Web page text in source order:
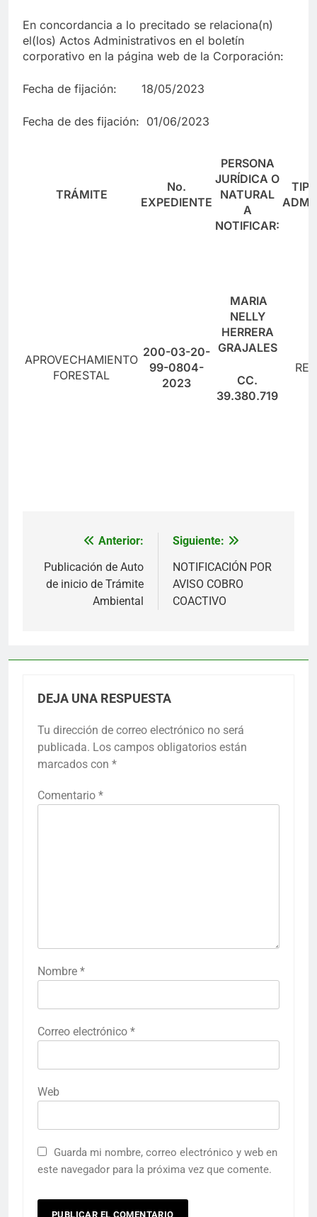
En concordancia a lo precitado se relaciona(n)
el(los) Actos Administrativos en el boletín
corporativo en la página web de la Corporación:
Fecha de fijación: 18/05/2023
Fecha de des fijación: 01/06/2023
TRÁMITE
No.
EXPEDIENTE
PERSONA
JURÍDICA O
NATURAL
A
NOTIFICAR:
APROVECHAMIENTO
FORESTAL
200-03-20-
99-0804-
2023
MARIA
NELLY
HERRERA
GRAJALES
CC.
39.380.719
Navegación
de
entradas
Anterior:
Publicación de Auto
de inicio de Trámite
Ambiental
Siguiente:
NOTIFICACIÓN POR
AVISO COBRO
COACTIVO
DEJA UNA RESPUESTA
Tu dirección de correo electrónico no será
publicada. Los campos obligatorios están
marcados con *
Comentario *
Nombre *
Correo electrónico *
Web
Guarda mi nombre, correo electrónico y web en
este navegador para la próxima vez que comente.